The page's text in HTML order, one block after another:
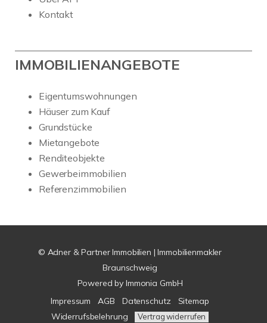
Kontakt
IMMOBILIENANGEBOTE
Eigentumswohnungen
Häuser zum Kauf
Grundstücke
Mietangebote
Renditeobjekte
Gewerbeimmobilien
Referenzimmobilien
© Adner & Partner Immobilien | Immobilienmakler
Braunschweig
Powered by Immonia GmbH
Impressum
AGB Datenschutz
Sitemap
Widerrufsbelehrung
Vertrag widerrufen